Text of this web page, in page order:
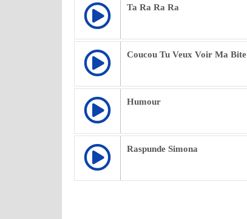
Ta Ra Ra Ra
Coucou Tu Veux Voir Ma Bite
Humour
Raspunde Simona